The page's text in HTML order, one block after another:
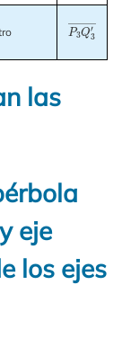
P3Q3
las
eje
los ejes